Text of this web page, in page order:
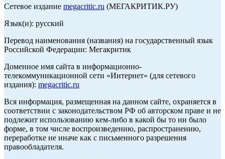
Сетевое издание megacritic.ru (МЕГАКРИТИК.РУ)
Язык(и): русский
Перевод наименования (названия) на государственный язык
Российской Федерации: Мегакритик
Доменное имя сайта в информационно-
телекоммуникационной сети «Интернет» (для сетевого
издания): megacritic.ru
Вся информация, размещенная на данном сайте, охраняется в
соответствии с законодательством РФ об авторском праве и не
подлежит использованию кем-либо в какой бы то ни было
форме, в том числе воспроизведению, распространению,
переработке не иначе как с письменного разрешения
правообладателя.